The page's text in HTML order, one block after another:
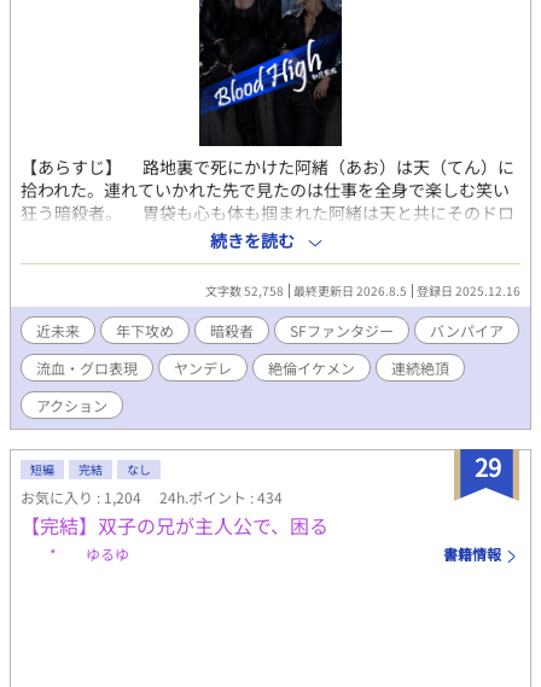
【あらすじ】 路地裏で死にかけた阿緒（あお）は天（てん）に
拾われた。連れていかれた先で見たのは仕事を全身で楽しむ笑い
狂う暗殺者。 胃袋も心も体も掴まれた阿緒は天と共にそのドロ
ドロとした非日常にハマっていく。バンパイアや人間の返り血で
真っ赤になって笑う狂人が、逃亡生活をしていたサイボーグの隠
れたサディスティックな狂気を呼び覚ます。 鬼畜BLエロティッ
ク・バイオレンス系。 ※（第2部 第7章の終わりまで） 毎週／
週1 水 16：10更新 第一部（～５章）、第二部（6章～9
章）、第三部（10章～13章まで執筆済）での主人公の性格の成長
と変化を是非とも楽しんでもらいたいです。 エロ含む話の前に
「※」つけておきます。 中出し（付き合い後から）、絶倫攻め、
絶倫受け、首絞め、潮吹き、指姦、年下攻め、溺愛、S状結腸、連
拷問、殺人などグロあり。 一度電子書籍にしていましたが、大幅
な再編集の為に販売停止にしてゆっくりと書き直しています。 こ
ちらはマイルドバージョンです。普通にアクション、多少のスプ
ラッター、ハードエロあります。 ハード鬼畜スプラッターゴア系
バージョンは執筆の速さ次第で2027か2028年に販売する予定の電
続きを読む
文字数 52,758 最終更新日 2026.8.5 登録日 2025.12.16
近未来 年下攻め 暗殺者 SFファンタジー
バンパイア
流血・グロ表現
ヤンデレ 絶倫イケメン
連続絶頂
アクション
29
短編 完結 なし
お気に入り : 1,204 24h.ポイント : 434
【完結】双子の兄が主人公で、困る
* ゆるゆ 書籍情報